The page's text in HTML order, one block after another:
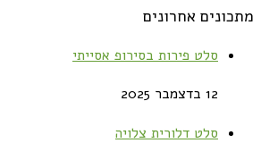
מתכונים אחרונים
סלט פירות בסירופ אסייתי
12 בדצמבר 2025
סלט דלורית צלויה